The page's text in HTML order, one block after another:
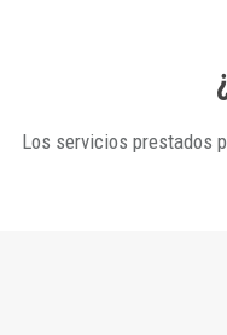
Los servicios prestados